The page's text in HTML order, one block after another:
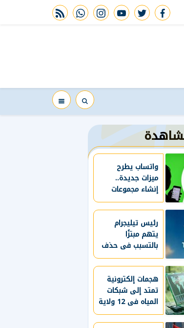
facebook
twitter
youtube
instagram
whatsapp
rss feed
واتساب يطرح
ميزات جديدة..
إنشاء مجموعات
فرعية ومواعيد
لانتهاء التصويت
رئيس تيليجرام
يتهم مبتزًا
بالتسبب فى حذف
التطبيق مؤقتًا من
متجر آبل
هجمات إلكترونية
تمتد إلى شبكات
المياه فى 12 ولاية
أمريكية